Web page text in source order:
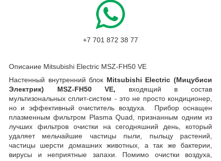
+7 701 872 38 77
Описание Mitsubishi Electric MSZ-FH50 VE
Настенный внутренний блок Mitsubishi Electric(Мицубиси
Электрик) MSZ-FH50 VE, входящий в состав
мультизональных сплит-систем - это не просто кондиционер,
но и эффективный очиститель воздуха. Прибор оснащен
плазменным фильтром Plasma Quad, признанным одним из
лучших фильтров очистки на сегодняшний день, который
удаляет мельчайшие частицы пыли, пыльцу растений,
частицы шерсти домашних животных, а так же бактерии,
вирусы и неприятные запахи. Помимо очистки воздуха,